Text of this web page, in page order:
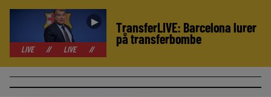
►
LIVE LIVE // LIVE
TransferLIVE: Barcelona lurer
på transferbombe